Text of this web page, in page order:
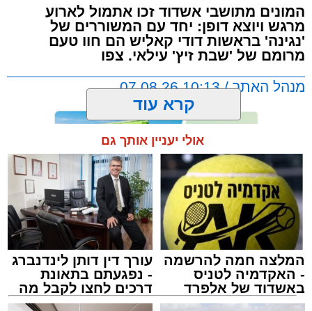
המונים מתושבי אשדוד זכו אתמול לארוע
מרגש ויוצא דופן: יחד עם המשוררים של
'נגינה' בראשות דודי קאליש הם חוו טעם
מרומם של 'שבת זיץ' עילאי. צפו
מנהל האתר / 10:13 07.08.26
תגים:אשדוד, מעגלים, דודי קאליש
קרא עוד
אולי יעניין אותך גם
המלצה חמה להרשמה
- האקדמיה לטניס
באשדוד של אלפרד
קריאולנסקי - לילדים
עורך דין דותן לינדנברג
- נפגעתם בתאונת
דרכים לחצו לקבל מה
שמגיע לכם